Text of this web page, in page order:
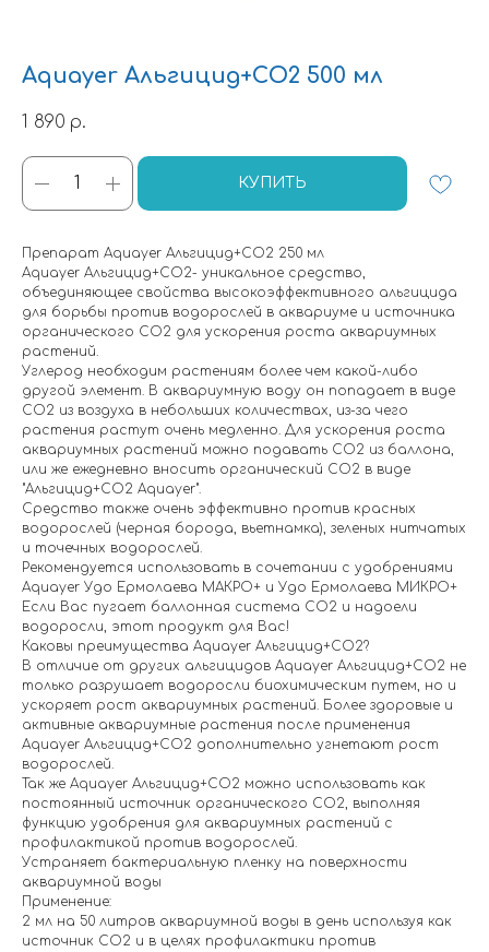
Aquayer Альгицид+CO2 500 мл
1 890 р.
КУПИТЬ
Препарат Aquayer Альгицид+CO2 250 мл
Aquayer Альгицид+СО2- уникальное средство,
объединяющее свойства высокоэффективного альгицида
для борьбы против водорослей в аквариуме и источника
органического СО2 для ускорения роста аквариумных
растений.
Углерод необходим растениям более чем какой-либо
другой элемент. В аквариумную воду он попадает в виде
СО2 из воздуха в небольших количествах, из-за чего
растения растут очень медленно. Для ускорения роста
аквариумных растений можно подавать СО2 из баллона,
или же ежедневно вносить органический СО2 в виде
"Альгицид+СО2 Aquayer".
Средство также очень эффективно против красных
водорослей (черная борода, вьетнамка), зеленых нитчатых
и точечных водорослей.
Рекомендуется использовать в сочетании с удобрениями
Aquayer Удо Ермолаева МАКРО+ и Удо Ермолаева МИКРО+
Если Вас пугает баллонная система СО2 и надоели
водоросли, этот продукт для Вас!
Каковы преимущества Aquayer Альгицид+СО2?
В отличие от других альгицидов Aquayer Альгицид+СО2 не
только разрушает водоросли биохимическим путем, но и
ускоряет рост аквариумных растений. Более здоровые и
активные аквариумные растения после применения
Aquayer Альгицид+СО2 дополнительно угнетают рост
водорослей.
Так же Aquayer Альгицид+СО2 можно использовать как
постоянный источник органического СО2, выполняя
функцию удобрения для аквариумных растений с
профилактикой против водорослей.
Устраняет бактериальную пленку на поверхности
аквариумной воды
Применение:
2 мл на 50 литров аквариумной воды в день используя как
источник СО2 и в целях профилактики против